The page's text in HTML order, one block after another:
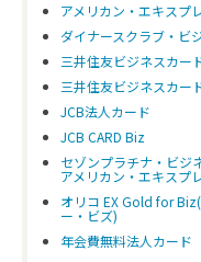
アメリカン・エキスプ
ダイナースクラブ・ビ
三井住友ビジネスカー
三井住友ビジネスカー
JCB法人カード
JCB CARD Biz
セゾンプラチナ・ビジ
アメリカン・エキスプ
オリコ EX Gold for
ー・ビズ)
年会費無料法人カード